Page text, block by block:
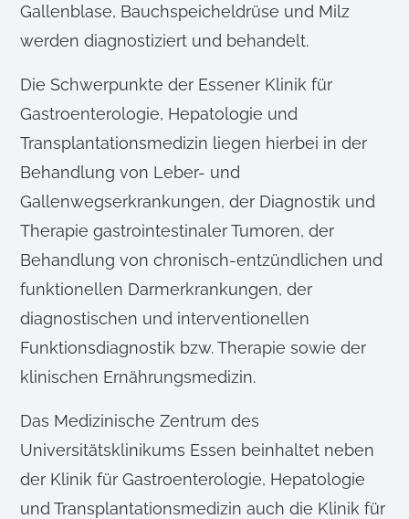
Gallenblase, Bauchspeicheldrüse und Milz
werden diagnostiziert und behandelt.
Die Schwerpunkte der Essener Klinik für
Gastroenterologie, Hepatologie und
Transplantationsmedizin liegen hierbei in der
Behandlung von Leber- und
Gallenwegserkrankungen, der Diagnostik und
Therapie gastrointestinaler Tumoren, der
Behandlung von chronisch-entzündlichen und
funktionellen Darmerkrankungen, der
diagnostischen und interventionellen
Funktionsdiagnostik bzw. Therapie sowie der
klinischen Ernährungsmedizin.
Das Medizinische Zentrum des
Universitätsklinikums Essen beinhaltet neben
der Klinik für Gastroenterologie, Hepatologie
und Transplantationsmedizin auch die Klinik für